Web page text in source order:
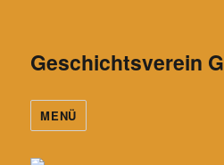
Geschichtsverein
MENÜ